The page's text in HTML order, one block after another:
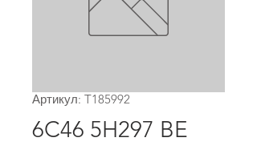
Артикул: T185992
6C46 5H297 BE